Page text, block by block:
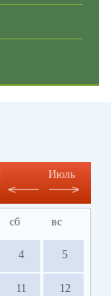
Июль
сб вс
4 5
11 12